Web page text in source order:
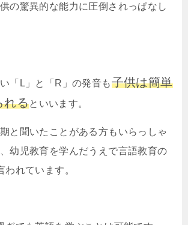
の驚異的な能力に圧倒されっぱなし
「 L 」と「 R 」の発音も子供は簡単
れるといいます。
と聞いたことがある方もいらっしゃ
幼児教育を学んだうえで言語教育の
われています。